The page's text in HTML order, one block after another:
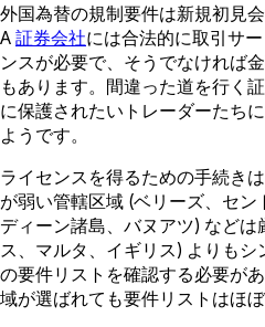
外国為替の規制要件は新規初見
A 証券会社には合法的に取引サ
ンスが必要で、そうでなければ
もあります。間違った道を行く
に保護されたいトレーダーたち
ようです。
ライセンスを得るための手続き
が弱い管轄区域 (ベリーズ、セ
ディーン諸島、バヌアツ) などは
ス、マルタ、イギリス) よりも
の要件リストを確認する必要が
域が選ばれても要件リストはほぼ